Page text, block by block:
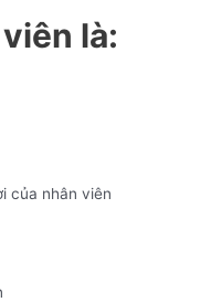
là:
của nhân viên